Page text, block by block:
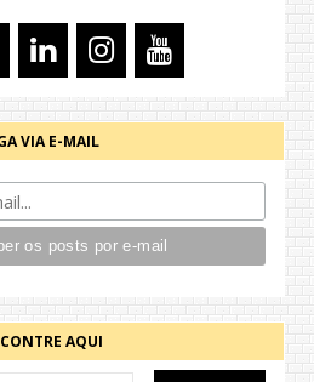
VIA E-MAIL
AQUI